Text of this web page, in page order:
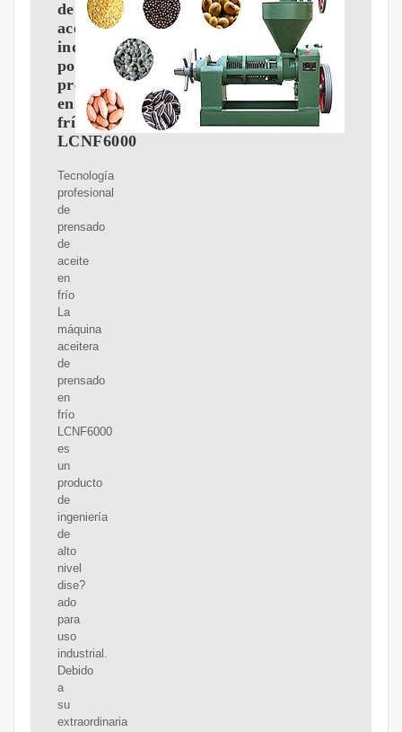
de
aceite
industrial
por
prensado
en
frío
LCNF6000
Tecnología
profesional
de
prensado
de
aceite
en
frío
La
máquina
aceitera
de
prensado
en
frío
LCNF6000
es
un
producto
de
ingeniería
de
alto
nivel
dise?
ado
para
uso
industrial.
Debido
a
su
extraordinaria